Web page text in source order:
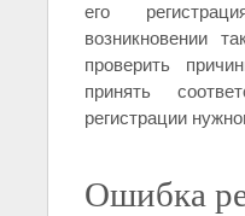
его
возникновении
проверить
принять
регистрации
Ошибка